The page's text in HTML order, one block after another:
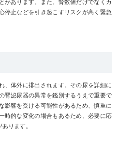
があります。また、腎数値だけでなくカ
停止などを引き起こすリスクが高く緊急
、体外に排出されます。その尿を詳細に
腎泌尿器の異常を鑑別するうえで重要で
影響を受ける可能性があるため、慎重に
時的な変化の場合もあるため、必要に応
ります。